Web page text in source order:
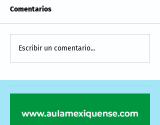
Comentarios
Escribir un comentario...